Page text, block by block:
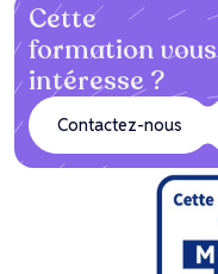
Cette
formation vous
intéresse ?
Contactez-nous